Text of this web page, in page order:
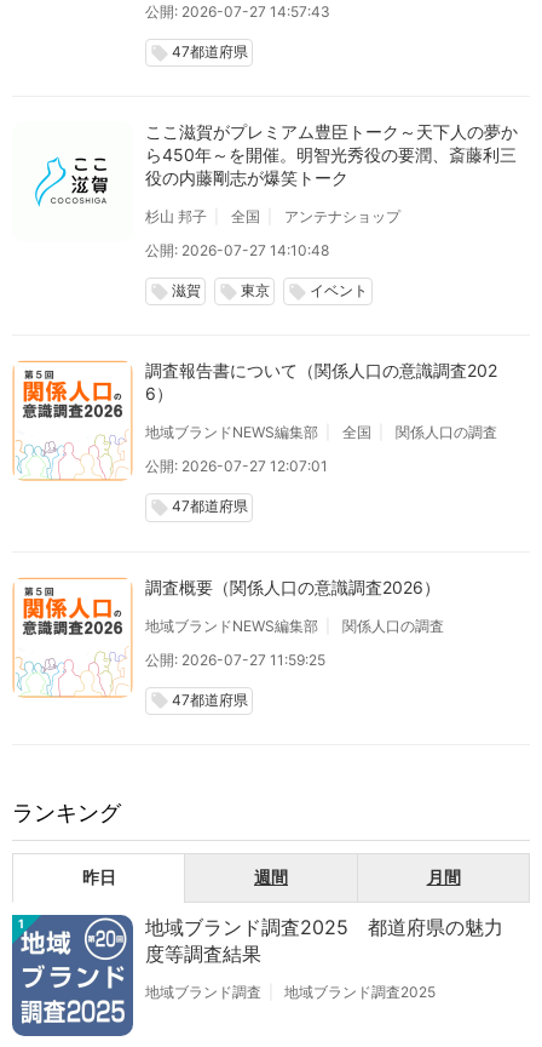
公開: 2026-07-27 14:57:43
local_offer 47都道府県
ここ滋賀がプレミアム豊臣トーク～天下人の夢か
ら450年～を開催。明智光秀役の要潤、斎藤利三
役の内藤剛志が爆笑トーク
杉山 邦子 全国
アンテナショップ
公開: 2026-07-27 14:10:48
local_offer 滋賀 local_offer 東京 local_offer イベント
調査報告書について（関係人口の意識調査202
6）
地域ブランドNEWS編集部 全国
関係人口の調査
公開: 2026-07-27 12:07:01
local_offer 47都道府県
調査概要（関係人口の意識調査2026）
地域ブランドNEWS編集部
関係人口の調査
公開: 2026-07-27 11:59:25
local_offer 47都道府県
ランキング
昨日 週間 月間
1
地域ブランド調査2025 都道府県の魅力
度等調査結果
地域ブランド調査 地域ブランド調査2025